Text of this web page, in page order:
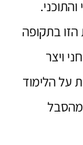
הזו בתקופה
ויצר
על הלימוד
מהסבל